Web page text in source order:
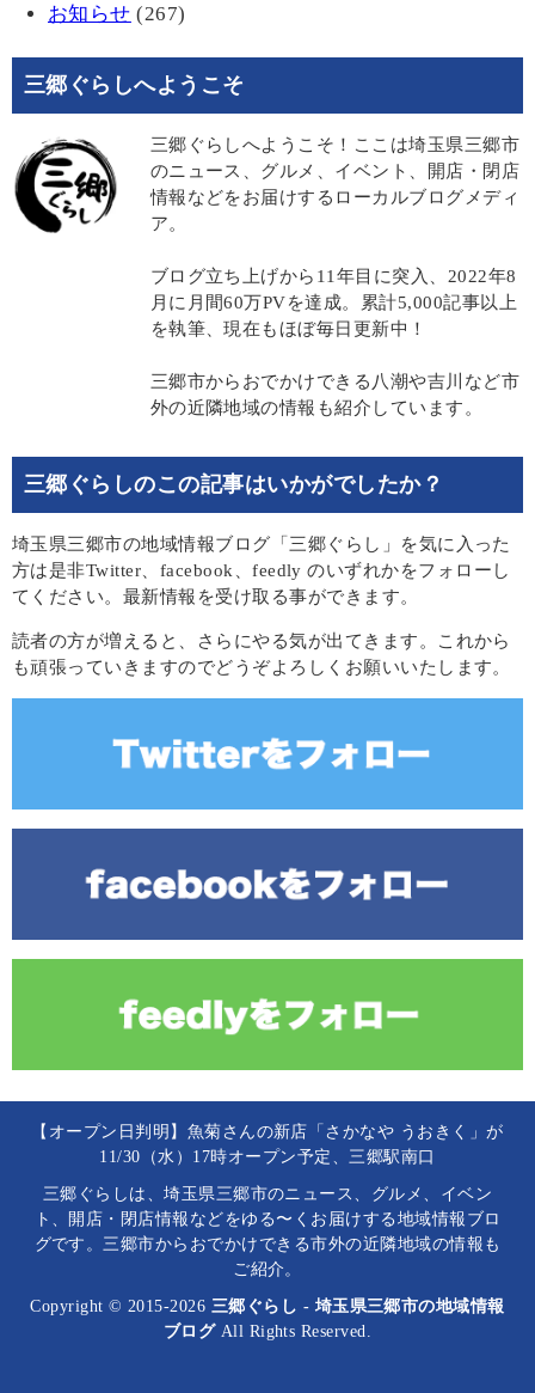
お知らせ (267)
三郷ぐらしへようこそ
三郷ぐらしへようこそ！ここは埼玉県三郷市
のニュース、グルメ、イベント、開店・閉店
情報などをお届けするローカルブログメディ
ア。
ブログ立ち上げから11年目に突入、2022年8
月に月間60万PVを達成。累計5,000記事以上
を執筆、現在もほぼ毎日更新中！
三郷市からおでかけできる八潮や吉川など市
外の近隣地域の情報も紹介しています。
三郷ぐらしのこの記事はいかがでしたか？
埼玉県三郷市の地域情報ブログ「三郷ぐらし」を気に入った
方は是非Twitter、facebook、feedly のいずれかをフォローし
てください。最新情報を受け取る事ができます。
読者の方が増えると、さらにやる気が出てきます。これから
も頑張っていきますのでどうぞよろしくお願いいたします。
【オープン日判明】魚菊さんの新店「さかなや うおきく」が
11/30（水）17時オープン予定、三郷駅南口
三郷ぐらしは、埼玉県三郷市のニュース、グルメ、イベン
ト、開店・閉店情報などをゆる〜くお届けする地域情報ブロ
グです。三郷市からおでかけできる市外の近隣地域の情報も
ご紹介。
Copyright © 2015-2026 三郷ぐらし - 埼玉県三郷市の地域情報
ブログAll Rights Reserved.